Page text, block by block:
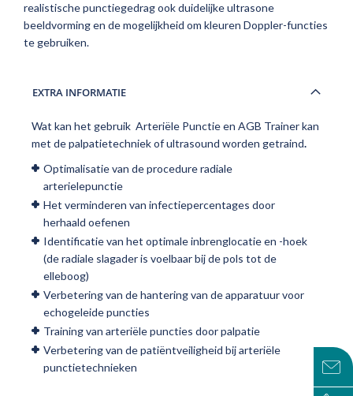
realistische punctiegedrag ook duidelijke ultrasone
beeldvorming en de mogelijkheid om kleuren Doppler-functies
te gebruiken.
EXTRA INFORMATIE
Wat kan het gebruik Arteriële Punctie en AGB Trainer kan
met de palpatietechniek of ultrasound worden getraind.
Optimalisatie van de procedure radiale
arterielepunctie
Het verminderen van infectiepercentages door
herhaald oefenen
Identificatie van het optimale inbrenglocatie en -hoek
(de radiale slagader is voelbaar bij de pols tot de
elleboog)
Verbetering van de hantering van de apparatuur voor
echogeleide puncties
Training van arteriële puncties door palpatie
Verbetering van de patiëntveiligheid bij arteriële
punctietechnieken